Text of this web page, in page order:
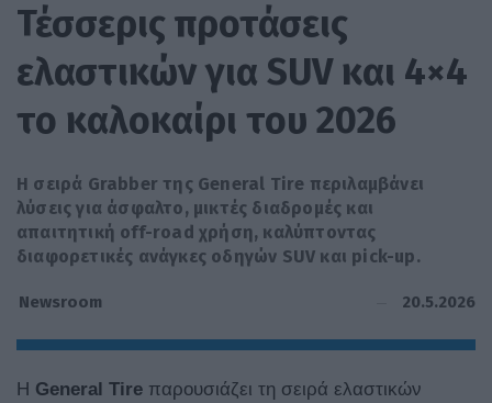
Τέσσερις προτάσεις
ελαστικών για SUV και 4×4
το καλοκαίρι του 2026
Η σειρά Grabber της General Tire περιλαμβάνει
λύσεις για άσφαλτο, μικτές διαδρομές και
απαιτητική off-road χρήση, καλύπτοντας
διαφορετικές ανάγκες οδηγών SUV και pick-up.
Newsroom 20.5.2026
Η General Tire παρουσιάζει τη σειρά ελαστικών